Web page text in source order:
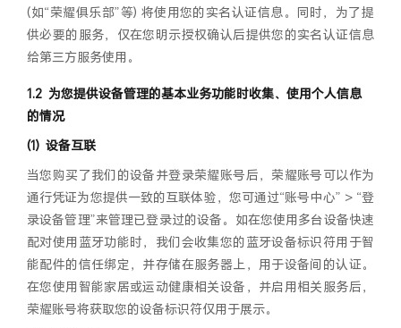
(如“荣耀俱乐部”等) 将使用您的实名认证信息。同时，为了提
供必要的服务，仅在您明示授权确认后提供您的实名认证信息
给第三方服务使用。
为您提供设备管理的基本业务功能时收集、使用个人信息
的情况
设备互联
当您购买了我们的设备并登录荣耀账号后，荣耀账号可以作为
通行凭证为您提供一致的互联体验，您可通过“账号中心” > “登
录设备管理”来管理已登录过的设备。如在您使用多台设备快速
配对使用蓝牙功能时，我们会收集您的蓝牙设备标识符用于智
能配件的信任绑定，并存储在服务器上，用于设备间的认证。
在您使用智能家居或运动健康相关设备，并启用相关服务后，
荣耀账号将获取您的设备标识符仅用于展示。